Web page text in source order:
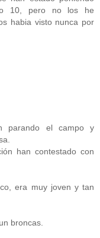
10, pero no los he
habia visto nunca por
parando el campo y
han contestado con
era muy joven y tan
broncas.